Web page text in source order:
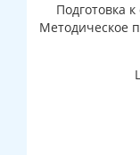
Подготовка
Методическое